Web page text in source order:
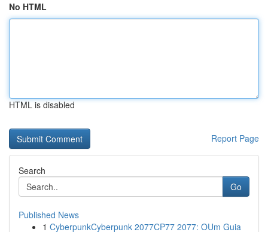
No HTML
HTML is disabled
Report Page
Search
Go
Published News
1 CyberpunkCyberpunk 2077CP77 2077: OUm Guia